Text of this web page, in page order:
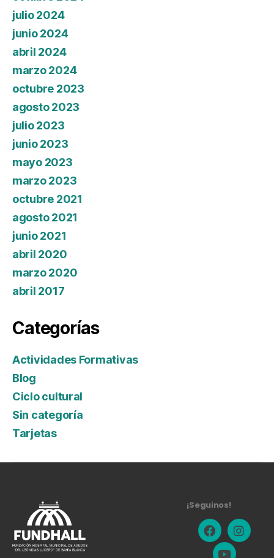
julio 2024
junio 2024
abril 2024
marzo 2024
octubre 2023
agosto 2023
julio 2023
junio 2023
mayo 2023
marzo 2023
octubre 2021
agosto 2021
junio 2021
abril 2020
marzo 2020
abril 2017
Categorías
Actividades Formativas
Blog
Ciclo cultural
Sin categoría
Tarjetas
¡Seguinos!